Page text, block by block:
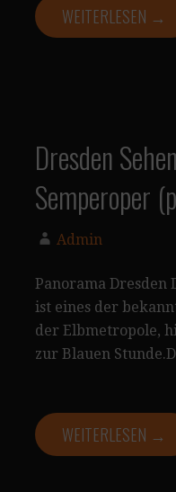
WEITERLESEN →
Dresden
Semperoper
Admin
Panorama Dresden
ist eines der
der Elbmetropole,
zur Blauen
WEITERLESEN →